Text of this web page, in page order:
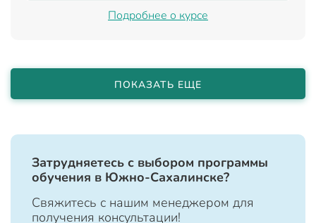
Подробнее о курсе
ПОКАЗАТЬ ЕЩЕ
Затрудняетесь с выбором программы
обучения в Южно-Сахалинске?
Свяжитесь с нашим менеджером для
получения консультации!